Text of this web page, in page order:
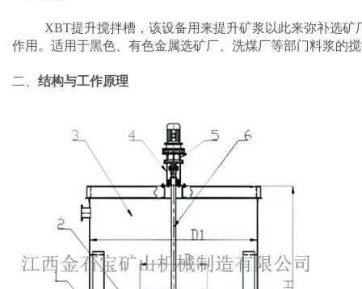
XBT提升搅拌槽，该设备用来提升矿浆以此来弥补选
作用。适用于黑色、有色金属选矿厂、洗煤厂等部门料浆的
二、 结构与工作原理